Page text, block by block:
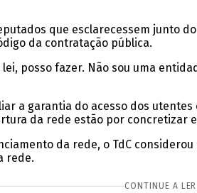
que esclarecessem junto
da contratação pública.
posso fazer. Não sou uma
a garantia do acesso dos
da rede estão por concretizar
da rede, o TdC
rede.
CONTINUE A